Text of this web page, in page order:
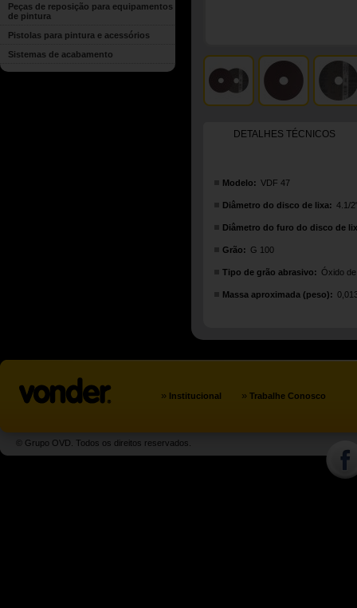
Peças de reposição para equipamentos
de pintura
Pistolas para pintura e acessórios
Sistemas de acabamento
DETALHES TÉCNICOS
Modelo: VDF 47
Diâmetro do disco de lixa: 4.1/
Diâmetro do furo do disco de
Grão: G 100
Tipo de grão abrasivo: Óxido
Massa aproximada (peso):
» Institucional » Trabalhe Conosco
© Grupo OVD. Todos os direitos reservados.